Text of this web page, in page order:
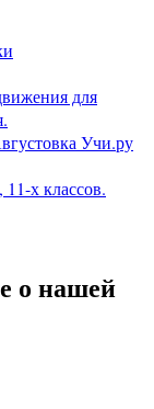
для
Учи.ру
х классов.
о нашей